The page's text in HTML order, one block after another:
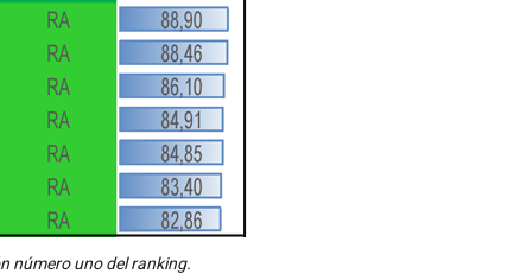
número uno del ranking.